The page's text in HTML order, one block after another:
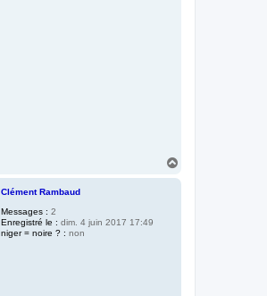
Clément Rambaud
Messages : 2
Enregistré le : dim. 4 juin 2017 17:49
niger = noire ? : non